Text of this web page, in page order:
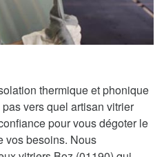
thermique et phonique
vers quel artisan vitrier
pour vous dégoter le
vos besoins. Nous